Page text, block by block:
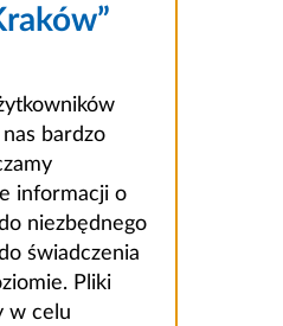
bardzo
informacji o
niezbędnego
świadczenia
Pliki
w celu